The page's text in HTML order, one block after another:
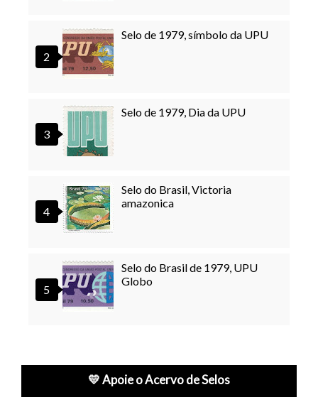
Selo de 1979, símbolo da UPU
Selo de 1979, Dia da UPU
Selo do Brasil, Victoria
amazonica
Selo do Brasil de 1979, UPU
Globo
💛 Apoie o Acervo de Selos